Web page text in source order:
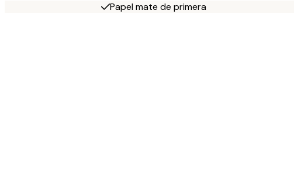
Papel mate de primera